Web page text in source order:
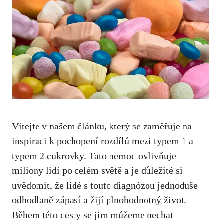
Vítejte v našem článku, který se zaměřuje ⁣na
inspiraci k pochopení rozdílů mezi typem​ 1 a
typem 2 cukrovky. Tato nemoc ovlivňuje
miliony lidí ⁤po celém světě a je‍ důležité si
‍uvědomit, že lidé‍ s touto diagnózou jednoduše
odhodlaně zápasí a žijí plnohodnotný ​život.
Během této cesty se jim můžeme nechat